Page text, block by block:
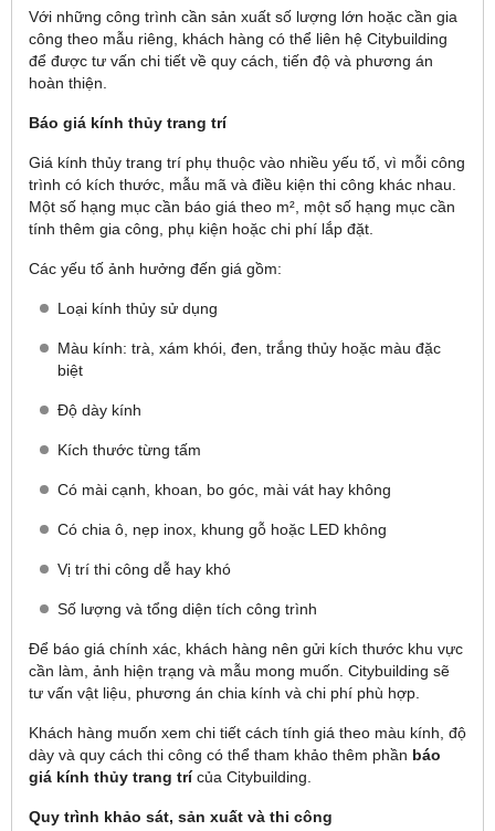
Với những công trình cần sản xuất số lượng lớn hoặc cần gia
công theo mẫu riêng, khách hàng có thể liên hệ Citybuilding
để được tư vấn chi tiết về quy cách, tiến độ và phương án
hoàn thiện.
Báo giá kính thủy trang trí
Giá kính thủy trang trí phụ thuộc vào nhiều yếu tố, vì mỗi công
trình có kích thước, mẫu mã và điều kiện thi công khác nhau.
Một số hạng mục cần báo giá theo m², một số hạng mục cần
tính thêm gia công, phụ kiện hoặc chi phí lắp đặt.
Các yếu tố ảnh hưởng đến giá gồm:
Loại kính thủy sử dụng
Màu kính: trà, xám khói, đen, trắng thủy hoặc màu đặc
biệt
Độ dày kính
Kích thước từng tấm
Có mài cạnh, khoan, bo góc, mài vát hay không
Có chia ô, nẹp inox, khung gỗ hoặc LED không
Vị trí thi công dễ hay khó
Số lượng và tổng diện tích công trình
Để báo giá chính xác, khách hàng nên gửi kích thước khu vực
cần làm, ảnh hiện trạng và mẫu mong muốn. Citybuilding sẽ
tư vấn vật liệu, phương án chia kính và chi phí phù hợp.
Khách hàng muốn xem chi tiết cách tính giá theo màu kính, độ
dày và quy cách thi công có thể tham khảo thêm phần báo
giá kính thủy trang trícủa Citybuilding.
Quy trình khảo sát, sản xuất và thi công